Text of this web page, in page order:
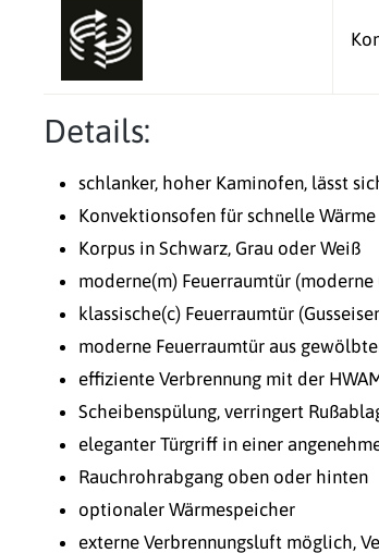
Details:
schlanker, hoher Kaminofen, lässt
Konvektionsofen für schnelle Wärme
Korpus in Schwarz, Grau oder Weiß
moderne(m) Feuerraumtür
klassische(c) Feuerraumtür
moderne Feuerraumtür aus
effiziente Verbrennung mit der
Scheibenspülung, verringert
eleganter Türgriff in einer
Rauchrohrabgang oben oder hinten
optionaler Wärmespeicher
externe Verbrennungsluft möglich,